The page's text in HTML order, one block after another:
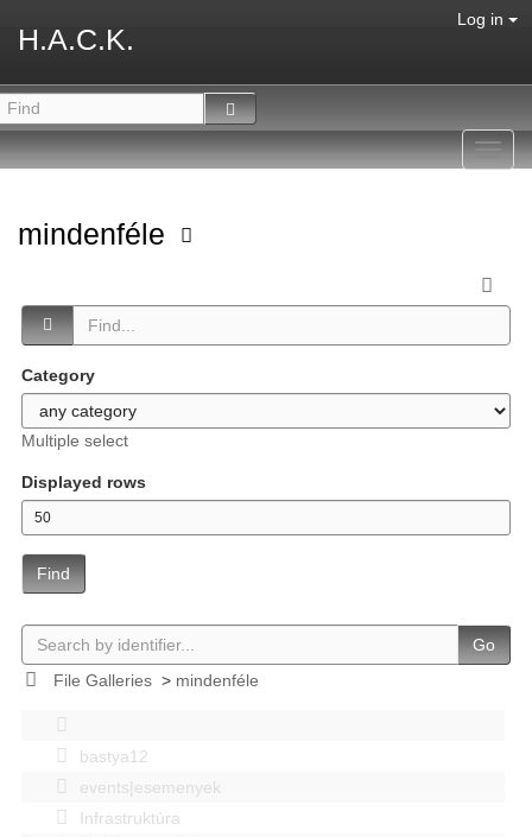
H.A.C.K.
Log in
mindenféle
Category
Multiple select
Displayed rows
Find
Go
File Galleries> mindenféle
bastya12
events|esemenyek
Infrastruktúra